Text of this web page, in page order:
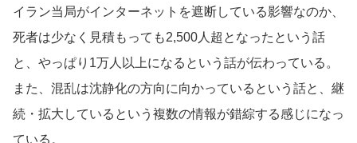
イラン当局がインターネットを遮断している影響なのか、
死者は少なく見積もっても2,500人超となったという話
と、やっぱり1万人以上になるという話が伝わっている。
また、混乱は沈静化の方向に向かっているという話と、継
続・拡大しているという複数の情報が錯綜する感じになっ
ている。